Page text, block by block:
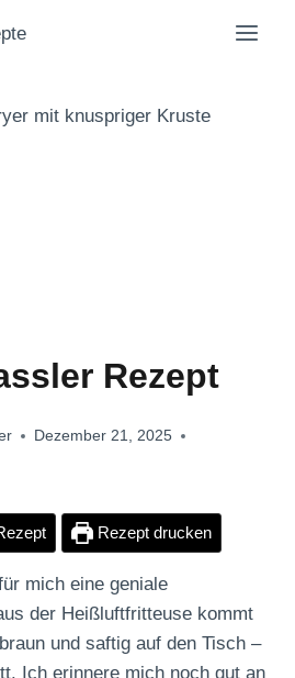
Rezept
Dezember 21, 2025
Rezept drucken
mich eine geniale
der Heißluftfritteuse kommt
und saftig auf den Tisch –
Ich erinnere mich noch gut an